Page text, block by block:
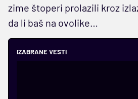
zime štoperi prolazili kroz
da li baš na ovolike…
IZABRANE VESTI